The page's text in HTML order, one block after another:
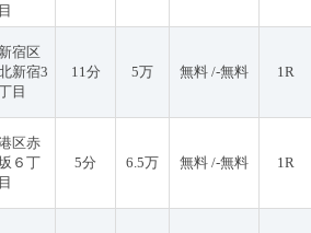
目
新宿区
新宿3
目
11分 5万 無料 /-無料 1R
区赤
６丁
目
5分 6.5万 無料 /-無料 1R